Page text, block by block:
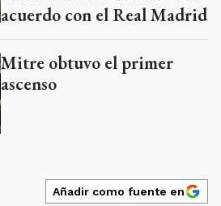
acuerdo con el Real Madrid
Mitre obtuvo el primer
ascenso
Añadir como fuente en